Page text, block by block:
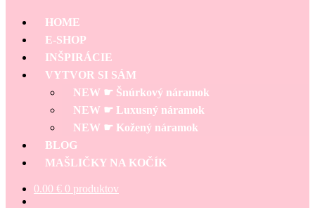
HOME
E-SHOP
INŠPIRÁCIE
VYTVOR SI SÁM
NEW ☛ Šnúrkový náramok
NEW ☛ Luxusný náramok
NEW ☛ Kožený náramok
BLOG
MAŠLIČKY NA KOČÍK
0.00 € 0 produktov